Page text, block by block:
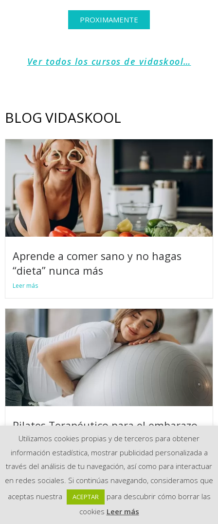
PROXIMAMENTE
Ver todos los cursos de vidaskool…
BLOG VIDASKOOL
Aprende a comer sano y no hagas
“dieta” nunca más
Leer más
Pilates Terapéutico para el embarazo
y el post parto
Leer más
Utilizamos cookies propias y de terceros para obtener
información estadística, mostrar publicidad personalizada a
través del análisis de tu navegación, así como para interactuar
en redes sociales. Si continúas navegando, consideramos que
aceptas nuestra
ACEPTAR
para descubrir cómo borrar las
cookies Leer más